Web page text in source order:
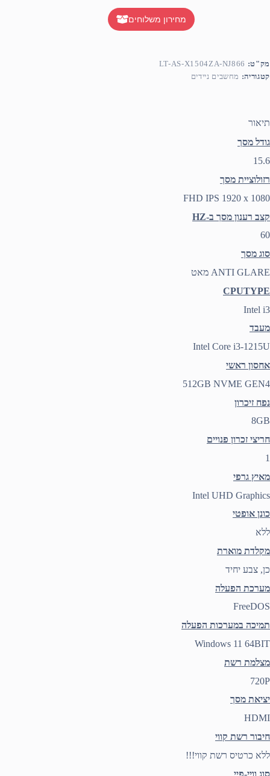
מחירון משלוחים
מק"ט: LT-AS-X1504ZA-NJ866
קטגוריה: מחשבים ניידים
תיאור
גודל מסך
15.6
רזולוציית מסך
FHD IPS 1920 x 1080
קצב רענון מסך ב-HZ
60
סוג מסך
ANTI GLARE מאט
CPUTYPE
Intel i3
מעבד
Intel Core i3-1215U
אחסון ראשי
512GB NVME GEN4
נפח זיכרון
8GB
חריצי זכרון פנויים
1
מאיץ גרפי
Intel UHD Graphics
כונן אופטי
ללא
מקלדת מוארת
כן, צבע יחיד
מערכת הפעלה
FreeDOS
תמיכה במערכות הפעלה
Windows 11 64BIT
מצלמת רשת
720P
יציאת מסך
HDMI
חיבור רשת קווי
ללא כרטיס רשת קווי!!!
סוג וויי-פיי